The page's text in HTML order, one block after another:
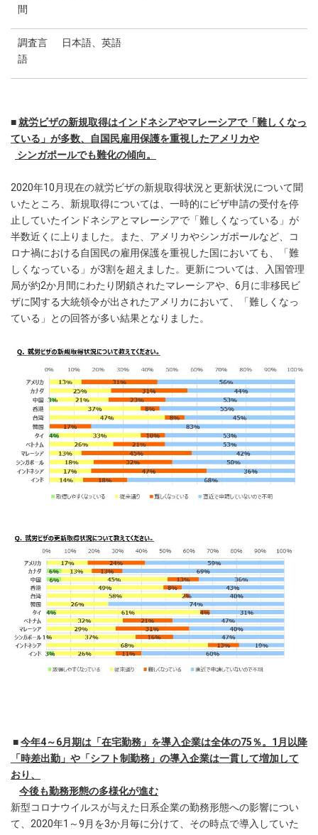
間
調査言
語
日本語、英語
■就労ビザの新規取得はインドネシアやマレーシアで「難しくなっ
ている」が多数、
自国民雇用保護を重視したアメリカや
シンガポールでも難化の傾向。
2020年10月現在の就労ビザの新規取得状況と更新状況について聞
いたところ、新規取得については、一時的にビザ申請の受付を停
止していたインドネシアとマレーシアで「難しくなっている」が
半数近くに上りました。また、アメリカやシンガポールなど、コ
ロナ禍における自国民の雇用保護を重視した国においても、「難
しくなっている」が3割を超えました。更新については、入国管理
局が約2か月間にわたり閉鎖されたマレーシアや、6月に非移民ビ
ザに関する大統領令が出されたアメリカにおいて、「難しくなっ
ている」との回答が多い結果となりました。
■今年4～6月期は「在宅勤務」を導入企業は全体の75％。 1月以降
「時差出勤」や「シフト制勤務」の導入企業は一貫して増加して
おり、
今後も勤務形態の多様化が進む
新型コロナウイルスが与えた日系企業の勤務形態への影響につい
て、2020年1～9月を3か月毎に分けて、その時点で導入していた